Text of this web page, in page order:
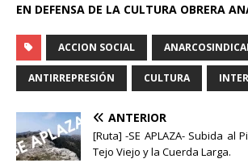
EN DEFENSA DE LA CULTURA OBRERA
ACCION SOCIAL
ANTIRREPRESIÓN CULTURA
ANTERIOR
[Ruta] -SE APLAZA- Subida al
Tejo Viejo y la Cuerda Larga.